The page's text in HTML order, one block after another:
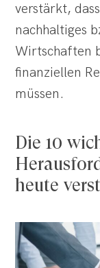
verstärkt,
nachhaltiges
Wirtschaften
finanziellen
müssen.
Die 10
heute